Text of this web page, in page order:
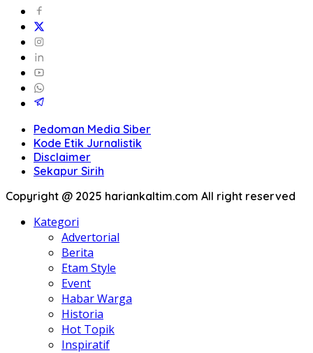
Pedoman Media Siber
Kode Etik Jurnalistik
Disclaimer
Sekapur Sirih
Copyright @ 2025 hariankaltim.com All right reserved
Kategori
Advertorial
Berita
Etam Style
Event
Habar Warga
Historia
Hot Topik
Inspiratif